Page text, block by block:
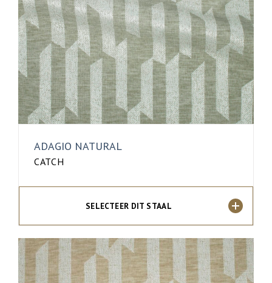
ADAGIO NATURAL
CATCH
SELECTEER DIT STAAL